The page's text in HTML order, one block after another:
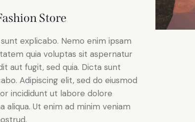
Store
explicabo. Nemo enim ipsam
quia voluptas sit aspernatur
aut fugit, sed quia. Dicta sunt
Adipiscing elit, sed do eiusmod
incididunt ut labore dolore
aliqua. Ut enim ad minim veniam